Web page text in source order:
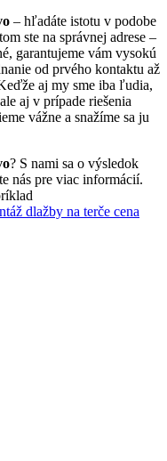
– hľadáte istotu v podobe
ste na správnej adrese –
garantujeme vám vysokú
od prvého kontaktu až
aj my sme iba ľudia,
aj v prípade riešenia
vážne a snažíme sa ju
? S nami sa o výsledok
nás pre viac informácií.
dlažby na terče cena